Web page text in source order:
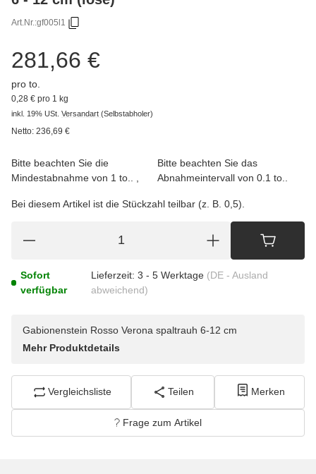
Art.Nr.:gf005l1
281,66 €
pro to.
0,28 € pro 1 kg
inkl. 19% USt. Versandart (Selbstabholer)
Netto: 236,69 €
Bitte beachten Sie die
Mindestabnahme von 1 to..
Bitte beachten Sie das
Abnahmeintervall von 0.1 to..
Bei diesem Artikel ist die Stückzahl teilbar (z. B. 0,5).
Sofort
verfügbar
Lieferzeit: 3 - 5 Werktage (DE - Ausland
abweichend)
Gabionenstein Rosso Verona spaltrauh 6-12 cm
Mehr Produktdetails
Vergleichsliste Teilen Merken
Frage zum Artikel